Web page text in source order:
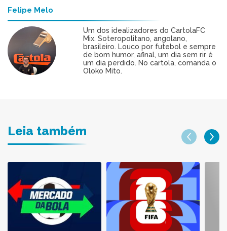
Felipe Melo
Um dos idealizadores do CartolaFC
Mix. Soteropolitano, angolano,
brasileiro. Louco por futebol e sempre
de bom humor, afinal, um dia sem rir é
um dia perdido. No cartola, comanda o
Oloko Mito.
Leia também